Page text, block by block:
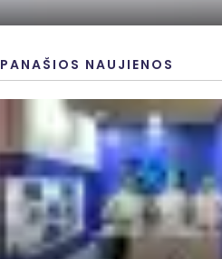
PANAŠIOS NAUJIENOS